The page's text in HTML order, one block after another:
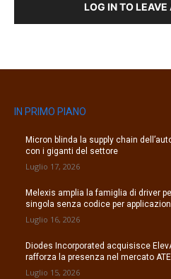
LOG IN TO
IN PRIMO PIANO
Micron blinda la supply chain
con i giganti del settore
Luglio 17, 2026
Melexis amplia la famiglia di driver
singola senza codice per applicazioni
Luglio 16, 2026
Diodes Incorporated acquisisce
rafforza la presenza nel mercato
Luglio 15, 2026